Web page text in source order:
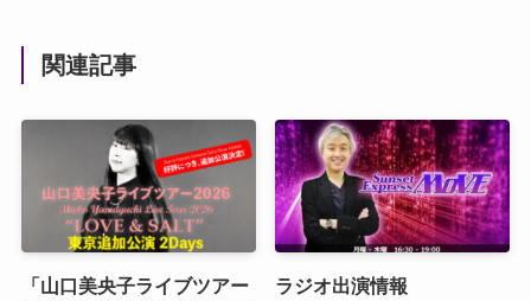
関連記事
「山口美央子ライブツアー
ラジオ出演情報